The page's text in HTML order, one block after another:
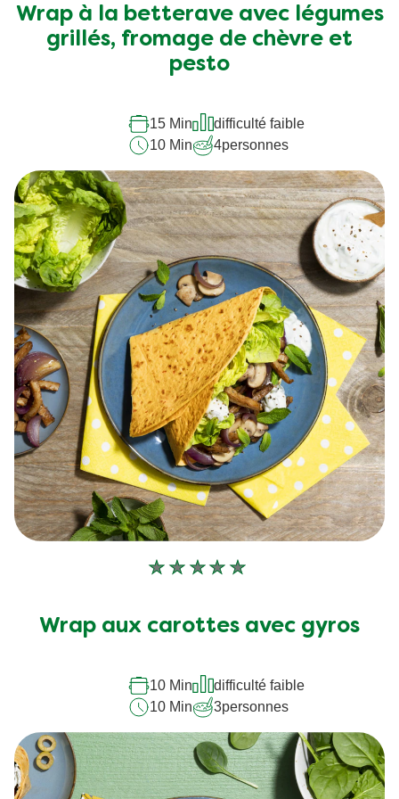
soumise
pour
ce
Wrap à la betterave avec légumes
grillés, fromage de chèvre et
pesto
15 Min
difficulté faible
10 Min
4personnes
Aucune
soumise
recipe
Wrap aux carottes avec gyros
10 Min
difficulté faible
10 Min
3personnes